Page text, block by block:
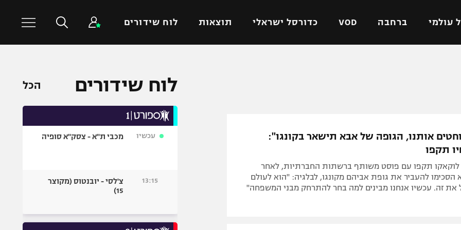
עולמי ברחבה VOD כדורסל ישראלי תוצאות לוח שידורים
ישראל
ליגה איטלקית
ליגה צרפתית
מכבי תל אביב
הפועל ירושלים
דני אבדיה
כדורסל עולמי
כדורעף
ספורט אולימפי
היאבקות WWE
אותנו, הגופה של אבא תישאר בקונגו":
תקפו
לוקאקו תקפו עם פוסט משותף ברשתות החברתיות, לאחר
הסכימו להעביר את גופת אביהם מקונגו, לבלגיה: "הוא לעולם
את זה. עכשיו אנחנו מבינים למה בחר להתרחק מבני המשפחה"
לוח שידורים הכל
עכשיו מכבי ת"א - צסק"א סופיה
13:15
צ'לסי - יובנטוס (מקוצר
15)